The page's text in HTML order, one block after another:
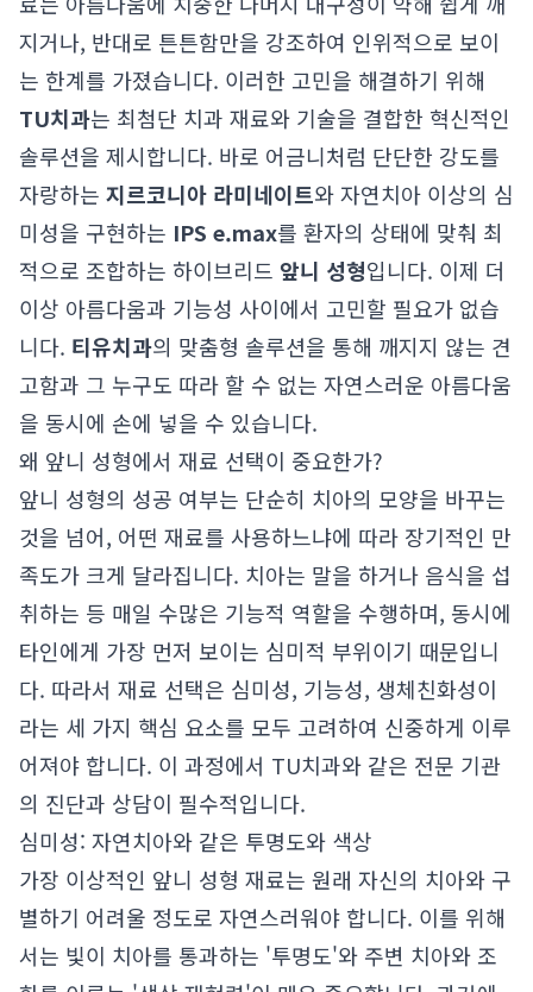
지거나, 반대로 튼튼함만을 강조하여 인위적으로 보이
는 한계를 가졌습니다. 이러한 고민을 해결하기 위해
TU치과는 최첨단 치과 재료와 기술을 결합한 혁신적인
솔루션을 제시합니다. 바로 어금니처럼 단단한 강도를
자랑하는 지르코니아 라미네이트와 자연치아 이상의 심
미성을 구현하는 IPS e.max를 환자의 상태에 맞춰 최
적으로 조합하는 하이브리드 앞니 성형입니다. 이제 더
이상 아름다움과 기능성 사이에서 고민할 필요가 없습
니다. 티유치과의 맞춤형 솔루션을 통해 깨지지 않는 견
고함과 그 누구도 따라 할 수 없는 자연스러운 아름다움
을 동시에 손에 넣을 수 있습니다.
왜 앞니 성형에서 재료 선택이 중요한가?
앞니 성형의 성공 여부는 단순히 치아의 모양을 바꾸는
것을 넘어, 어떤 재료를 사용하느냐에 따라 장기적인 만
족도가 크게 달라집니다. 치아는 말을 하거나 음식을 섭
취하는 등 매일 수많은 기능적 역할을 수행하며, 동시에
타인에게 가장 먼저 보이는 심미적 부위이기 때문입니
다. 따라서 재료 선택은 심미성, 기능성, 생체친화성이
라는 세 가지 핵심 요소를 모두 고려하여 신중하게 이루
어져야 합니다. 이 과정에서 TU치과와 같은 전문 기관
의 진단과 상담이 필수적입니다.
심미성: 자연치아와 같은 투명도와 색상
가장 이상적인 앞니 성형 재료는 원래 자신의 치아와 구
별하기 어려울 정도로 자연스러워야 합니다. 이를 위해
서는 빛이 치아를 통과하는 '투명도'와 주변 치아와 조